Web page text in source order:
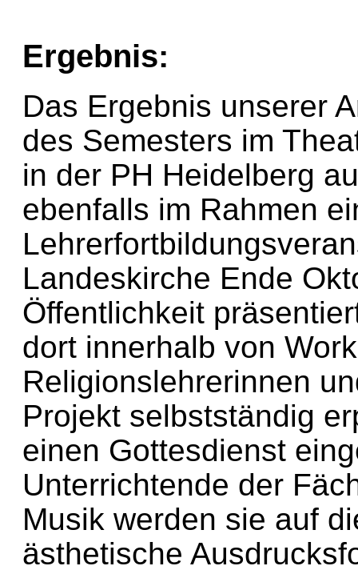
Ergebnis:
Das Ergebnis unserer
des Semesters im
in der PH Heidelberg
ebenfalls im Rahmen
Landeskirche Ende
Öffentlichkeit
dort innerhalb von
Religionslehrerinnen
Projekt selbstständig
einen Gottesdienst
Unterrichtende der
Musik werden sie auf
ästhetische